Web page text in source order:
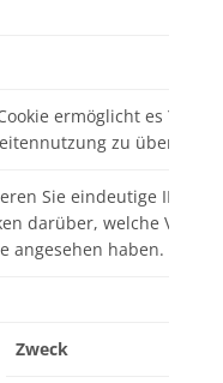
ermöglicht es
zu
Sie eindeutige IDs
darüber, welche
angesehen haben.
Zweck